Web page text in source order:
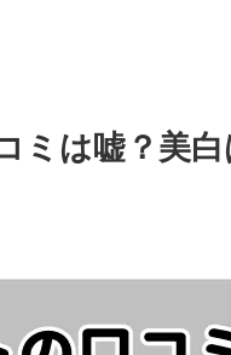
ミは嘘？美